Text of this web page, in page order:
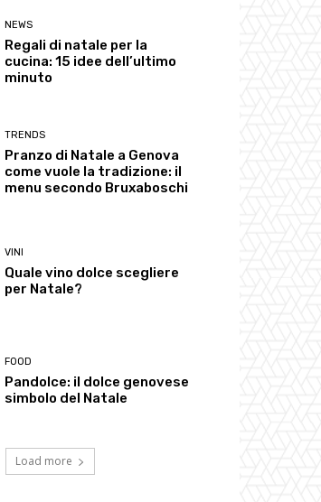
NEWS
Regali di natale per la
cucina: 15 idee dell’ultimo
minuto
TRENDS
Pranzo di Natale a Genova
come vuole la tradizione: il
menu secondo Bruxaboschi
VINI
Quale vino dolce scegliere
per Natale?
FOOD
Pandolce: il dolce genovese
simbolo del Natale
Load more